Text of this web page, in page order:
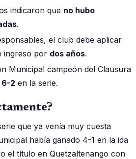
indicaron que no hubo
.
el club debe aplicar
ingreso por dos años.
Municipal campeón del Clausura
6-2 en la serie.
que ya venía muy cuesta
había ganado 4-1 en la ida
el título en Quetzaltenango con